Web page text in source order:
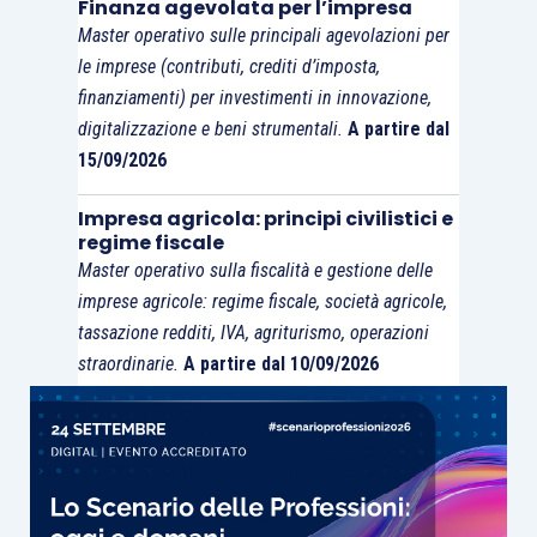
società partecipata. Sul piano bilancistico,
decorso infruttuosamente il termine concordato,
società avrebbe dovuto procedere alla
riclassificazione delle somme tra i debiti
, con
conseguente riduzione del patrimonio netto:
costituito la violazione che ha originato
l’accertamento fiscale.
Ne discende che laplusvalenza da cessione
della partecipazionedeve essere
calcolataescludendo dal computo del costo
fiscale l’importo del versamento condizionato
mai consolidatosiin patrimonio netto effettivo.
La Corte, accogliendo il ricorso dell’Agenzia delle
Finanza agevolata per l’impresa
Master operativo sulle principali agevolazioni per
le imprese (contributi, crediti d’imposta,
finanziamenti) per investimenti in innovazione,
digitalizzazione e beni strumentali. A partire dal
15/09/2026
Impresa agricola: principi civilistici e
regime fiscale
Master operativo sulla fiscalità e gestione delle
imprese agricole: regime fiscale, società agricole,
tassazione redditi, IVA, agriturismo, operazioni
straordinarie. A partire dal 10/09/2026